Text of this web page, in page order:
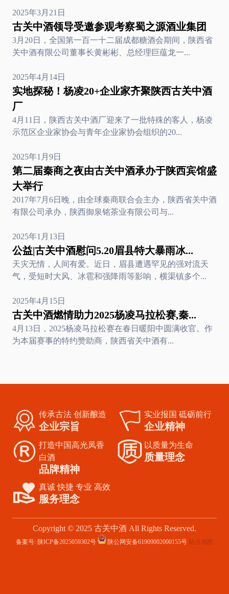
2025年3月21日
古关中酒领导受邀参观考察蜀之源酒业集团
3月20日，全国第一百一十二届成都糖酒会期间，陕西省
关中酒有限公司董事长黄彬彬、总经理巨蕴龙一...
2025年4月14日
实地探秘！杨凌20+企业家齐聚陕西古关中酒
厂
4月11日，陕西古关中酒厂迎来了一批特殊的客人，杨凌
示范区企业家协会与青年企业家协会组织的20...
2025年1月9日
第二届秦商之夜由古关中酒承办于陕西宾馆盛
大举行
2017年7月6日晚，由全球秦商联合会主办，陕西省关中酒
有限公司承办，陕西御泉铭茶业有限公司与...
2025年1月13日
公益|古关中酒慰问5.20眉县特大暴雨冰...
天灾无情，人间有爱。近日，眉县遭遇罕见的强对流天
气，受短时大风、冰雹和强降雨等影响，横渠镇多个...
2025年4月15日
古关中酒燃情助力2025杨凌马拉松赛,秦...
4月13日，2025杨凌马拉松赛在春日暖阳中圆满收官。作
为本届赛事的特约赞助商，陕西省关中酒有...
传承古法 创新酿造
企业宗旨
实业报国 砥砺前行
企业精神
打造中国高光凤香
白酒
品牌精神
以质量为生命
质量理念
真诚 快捷 专业 高效
服务理念
Copyright © 2025 古关中酒 All Rights Reserved.
备案号: 陕ICP备2025059302号 陕公网安备61909002000155号 站点地图